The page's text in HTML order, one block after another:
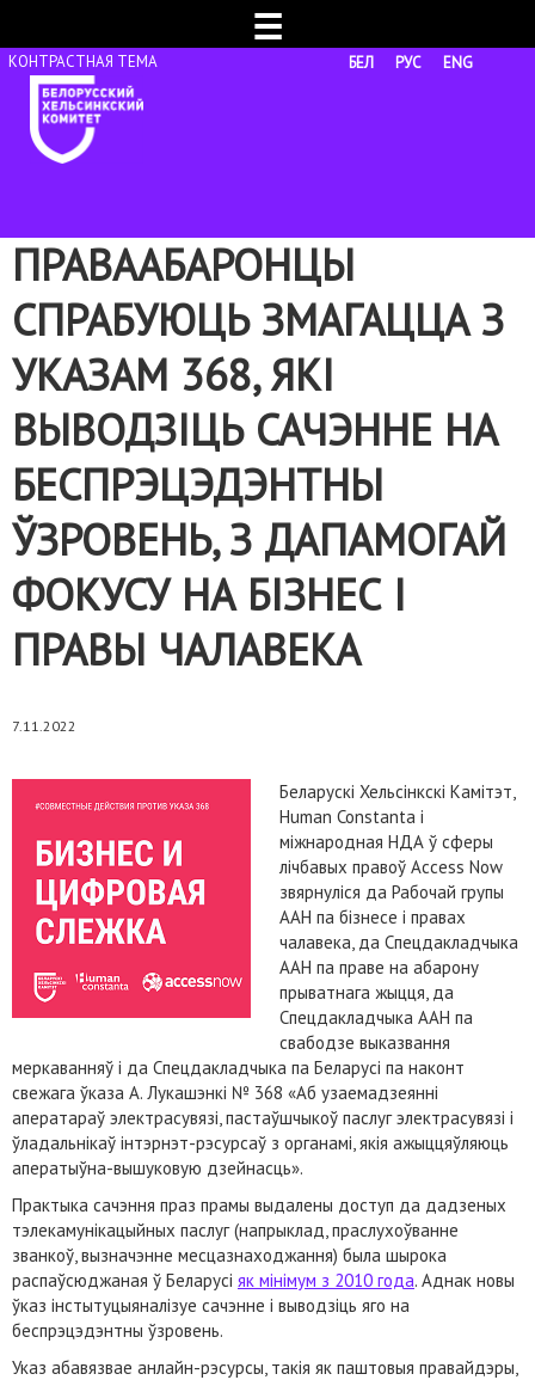
☰
БЕЛ РУС ENG
ПРАВААБАРОНЦЫ
СПРАБУЮЦЬ ЗМАГАЦЦА З
УКАЗАМ 368, ЯКІ
ВЫВОДЗІЦЬ САЧЭННЕ НА
БЕСПРЭЦЭДЭНТНЫ
ЎЗРОВЕНЬ, З ДАПАМОГАЙ
ФОКУСУ НА БІЗНЕС І
ПРАВЫ ЧАЛАВЕКА
7.11.2022
Беларускі Хельсінкскі Камітэт,
Human Constanta і
міжнародная НДА ў сферы
лічбавых правоў Access Now
звярнуліся да Рабочай групы
ААН па бізнесе і правах
чалавека, да Спецдакладчыка
ААН па праве на абарону
прыватнага жыцця, да
Спецдакладчыка ААН па
свабодзе выказвання
меркаванняў і да Спецдакладчыка па Беларусі па наконт
свежага ўказа А. Лукашэнкі № 368 «Аб узаемадзеянні
аператараў электрасувязі, пастаўшчыкоў паслуг электрасувязі і
ўладальнікаў інтэрнэт-рэсурсаў з органамі, якія ажыццяўляюць
аператыўна-вышуковую дзейнасць».
Практыка сачэння праз прамы выдалены доступ да дадзеных
тэлекамунікацыйных паслуг (напрыклад, праслухоўванне
званкоў, вызначэнне месцазнаходжання) была шырока
распаўсюджаная ў Беларусі як мінімум з 2010 года. Аднак новы
ўказ інстытуцыяналізуе сачэнне і выводзіць яго на
беспрэцэдэнтны ўзровень.
Указ абавязвае анлайн-рэсурсы, такія як паштовыя правайдэры,